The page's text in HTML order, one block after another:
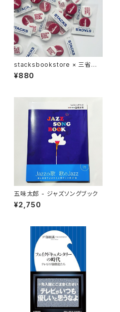
stacksbookstore × 三省堂
書店 - 缶バッジセット
¥880
五味太郎 - ジャズソングブック
¥2,750